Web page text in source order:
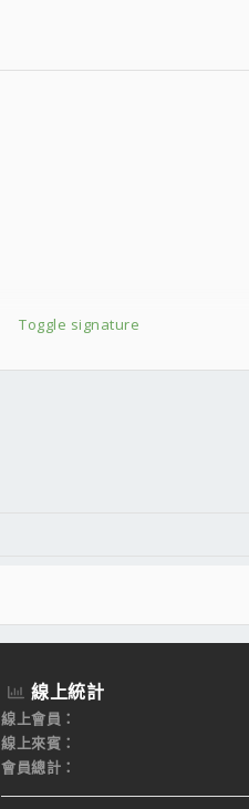
Toggle signature
線上統計
線上會員
線上來賓
會員總計